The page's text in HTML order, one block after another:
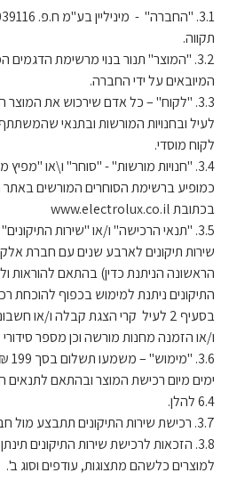
תקווה.
המיובאים על ידי החברה.
לעיל ובחנויות המורשות ובתנאי
לקוח מוסדי.
3.4. "חנויות מורשות" - "סוחר" ו\או
כמופיע ברשימת הסוחרים המורשים
בכתובת www.electrolux.co.il
3.5. "תנאי הרכישה" ו/או "שירות
שירות תיקונים לארבע שנים עם חברת
הראשונה הניתנת כדין) בהתאם להוראות
התיקונים ניתנת למימוש בכפוף להוכחת
בסעיף 2 לעיל קרי הצגת קבלה ו/או
ו/או הזמנה מחנות מורשה וכן מספר
6.4 להלן.
3.7. רכישת שירות התיקונים תתבצע מול חברת אלקטרוניקס.
3.8. הזכאות לרכישת שירות התיקונים
למוצרים כלשהם מתצוגות, עודפים וסוג ב'.